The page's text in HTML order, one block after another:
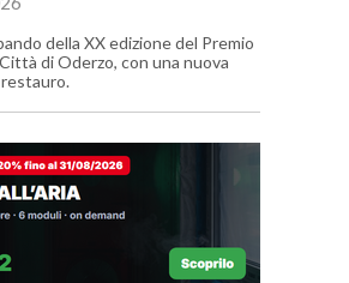
della XX edizione del Premio
di Oderzo, con una nuova